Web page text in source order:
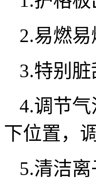
2.易燃
3.特别
4.调节
下位置，
5.清洁